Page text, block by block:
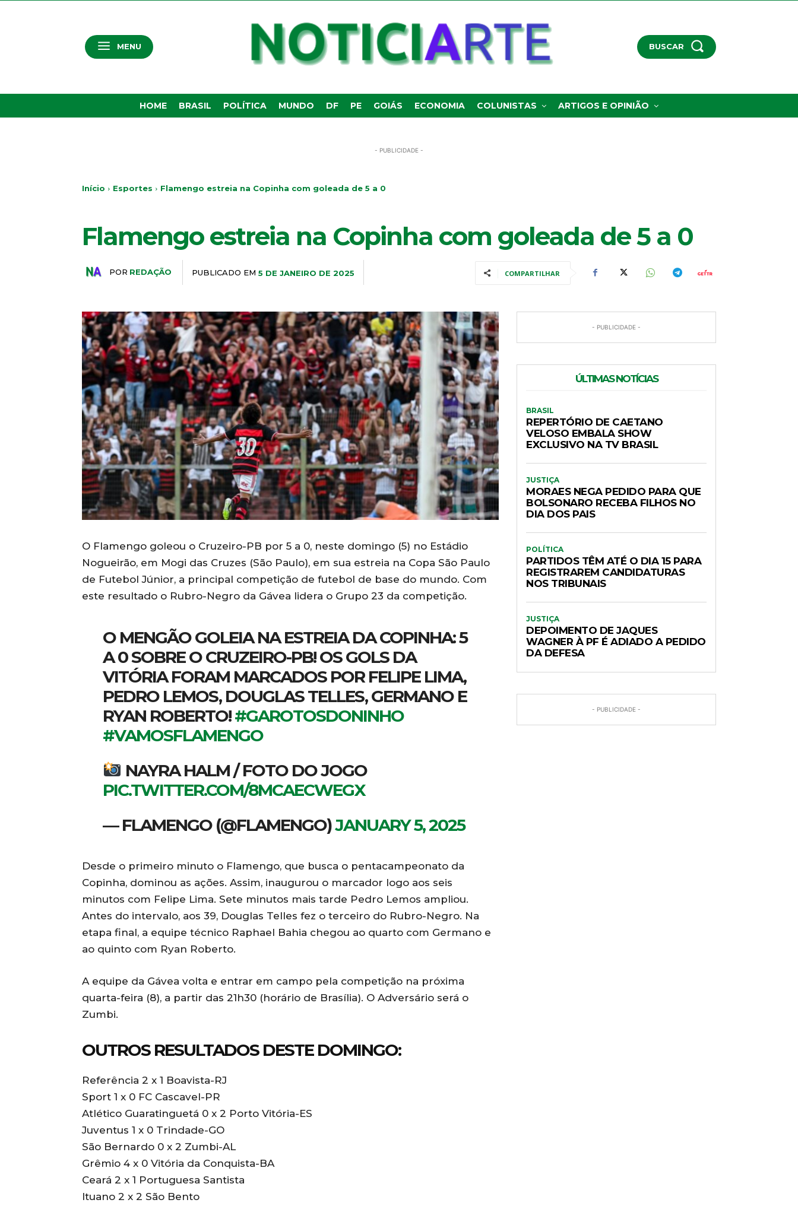
MENU BUSCAR
HOME BRASIL POLÍTICA MUNDO DF PE GOIÁS ECONOMIA COLUNISTAS ARTIGOS E OPINIÃO
- PUBLICIDADE -
Início Esportes Flamengo estreia na Copinha com goleada de 5 a 0
Flamengo estreia na Copinha com goleada de 5 a 0
POR REDAÇÃO PUBLICADO EM 5 DE JANEIRO DE 2025 COMPARTILHAR
O Flamengo goleou o Cruzeiro-PB por 5 a 0, neste domingo (5) no Estádio
Nogueirão, em Mogi das Cruzes (São Paulo), em sua estreia na Copa São Paulo
de Futebol Júnior, a principal competição de futebol de base do mundo. Com
este resultado o Rubro-Negro da Gávea lidera o Grupo 23 da competição.
O MENGÃO GOLEIA NA ESTREIA DA COPINHA: 5
A 0 SOBRE O CRUZEIRO-PB! OS GOLS DA
VITÓRIA FORAM MARCADOS POR FELIPE LIMA,
PEDRO LEMOS, DOUGLAS TELLES, GERMANO E
RYAN ROBERTO!#GAROTOSDONINHO
#VAMOSFLAMENGO
NAYRA HALM / FOTO DO JOGO
PIC.TWITTER.COM/8MCAECWEGX
— FLAMENGO (@FLAMENGO)JANUARY 5, 2025
Desde o primeiro minuto o Flamengo, que busca o pentacampeonato da
Copinha, dominou as ações. Assim, inaugurou o marcador logo aos seis
minutos com Felipe Lima. Sete minutos mais tarde Pedro Lemos ampliou.
Antes do intervalo, aos 39, Douglas Telles fez o terceiro do Rubro-Negro. Na
etapa final, a equipe técnico Raphael Bahia chegou ao quarto com Germano e
ao quinto com Ryan Roberto.
A equipe da Gávea volta e entrar em campo pela competição na próxima
quarta-feira (8), a partir das 21h30 (horário de Brasília). O Adversário será o
Zumbi.
OUTROS RESULTADOS DESTE DOMINGO:
Referência 2 x 1 Boavista-RJ
Sport 1 x 0 FC Cascavel-PR
Atlético Guaratinguetá 0 x 2 Porto Vitória-ES
Juventus 1 x 0 Trindade-GO
São Bernardo 0 x 2 Zumbi-AL
Grêmio 4 x 0 Vitória da Conquista-BA
Ceará 2 x 1 Portuguesa Santista
Ituano 2 x 2 São Bento
- PUBLICIDADE -
ÚLTIMAS NOTÍCIAS
BRASIL
REPERTÓRIO DE CAETANO
VELOSO EMBALA SHOW
EXCLUSIVO NA TV BRASIL
JUSTIÇA
MORAES NEGA PEDIDO PARA QUE
BOLSONARO RECEBA FILHOS NO
DIA DOS PAIS
POLÍTICA
PARTIDOS TÊM ATÉ O DIA 15 PARA
REGISTRAREM CANDIDATURAS
NOS TRIBUNAIS
JUSTIÇA
DEPOIMENTO DE JAQUES
WAGNER À PF É ADIADO A PEDIDO
DA DEFESA
- PUBLICIDADE -